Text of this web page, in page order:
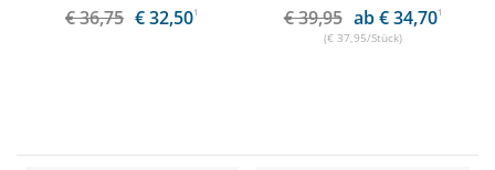
€ 36,75 € 32,501 € 39,95 ab € 34,701
(€ 37,95/Stück)